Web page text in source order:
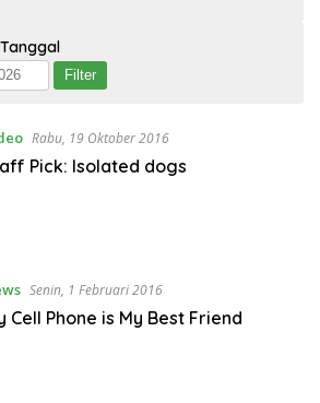
Rabu, 19 Oktober 2016
Pick: Isolated dogs
Senin, 1 Februari 2016
Cell Phone is My Best Friend